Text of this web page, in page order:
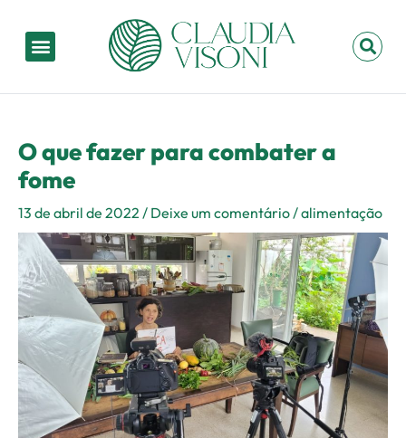
para
conteúdo
Menu
O que fazer para combater a
fome
13 de abril de 2022 / Deixe um comentário /alimentação
navigation